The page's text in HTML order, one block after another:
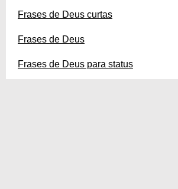
Frases de Deus curtas
Frases de Deus
Frases de Deus para status